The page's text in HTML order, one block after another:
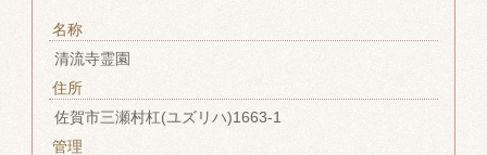
名称
清流寺霊園
住所
佐賀市三瀬村杠(ユズリハ)1663-1
管理